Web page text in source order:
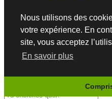
Nous utilisons des
votre expérience. En
site, vous acceptez
En savoir plus
+1 (855) 77-ALRPD
Légal